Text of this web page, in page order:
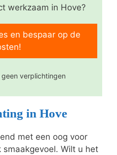
werkzaam in Hove?
en bespaar op de
geen verplichtingen
in Hove
met een oog voor
Wilt u het